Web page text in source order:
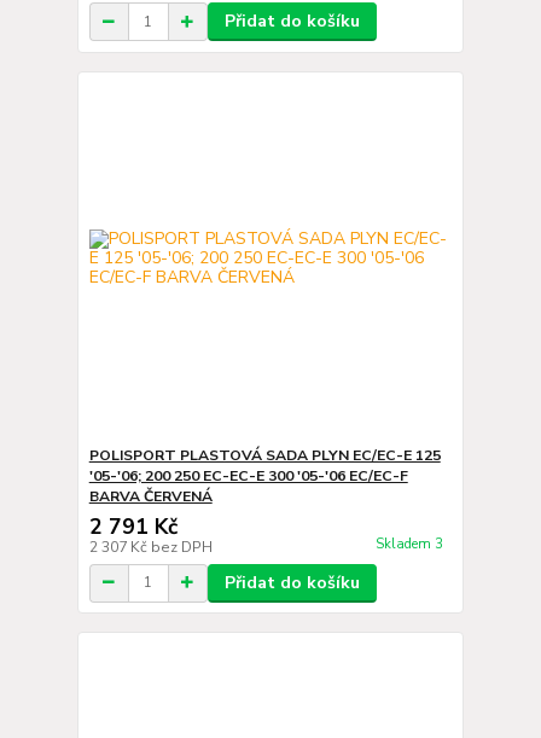
Přidat do košíku
POLISPORT PLASTOVÁ SADA PLYN EC/EC-E 125
'05-'06; 200 250 EC-EC-E 300 '05-'06 EC/EC-F
BARVA ČERVENÁ
2 791 Kč
2 307 Kč bez DPH Skladem 3
Přidat do košíku